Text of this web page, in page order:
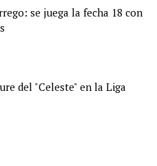
se juega la fecha 18 con
del "Celeste" en la Liga